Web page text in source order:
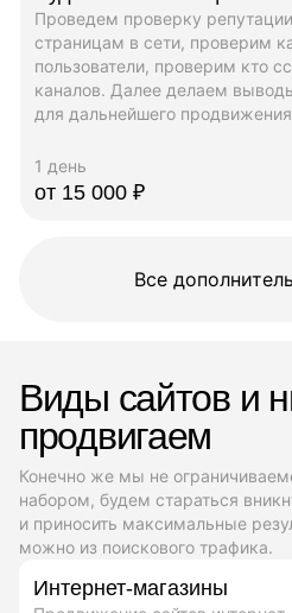
Проведем проверку
страницам в сети, проверим
пользователи, проверим кто
каналов. Далее делаем
для дальнейшего продвижения
1 день
от 15 000 ₽
Все
Виды сайтов и
продвигаем
Конечно же мы не
набором, будем стараться
и приносить максимальные
можно из поискового трафика.
Интернет-магазины